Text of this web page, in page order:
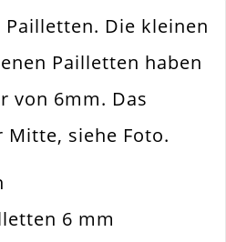
Bronze
Verzieren Von Gegenständen
Pailletten
Textilien Besticken. Schmuck
Basteln
1mm
Die kleinen
Pailletten haben
von 6mm. Das
Mitte, siehe Foto.
6 mm